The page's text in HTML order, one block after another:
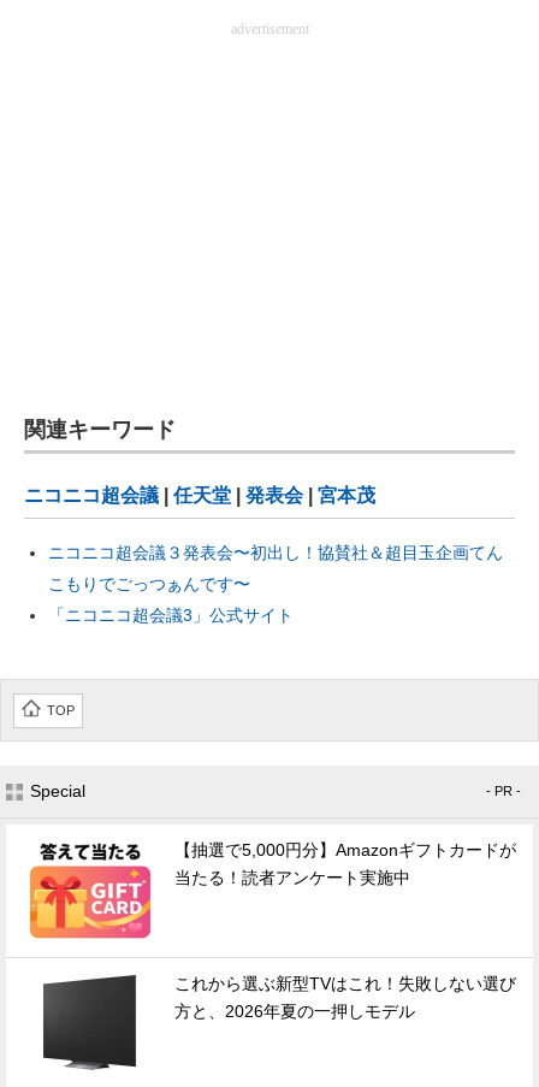
advertisement
関連キーワード
ニコニコ超会議 任天堂 発表会| 宮本茂
ニコニコ超会議３発表会〜初出し！協賛社＆超目玉企画てん
こもりでごっつぁんです〜
「ニコニコ超会議3」公式サイト
TOP
Special - PR -
【抽選で5,000円分】Amazonギフトカードが
当たる！読者アンケート実施中
これから選ぶ新型TVはこれ！失敗しない選び
方と、2026年夏の一押しモデル